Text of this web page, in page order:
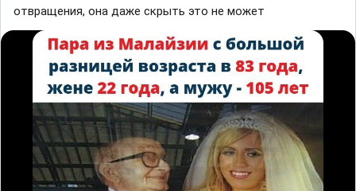
отвращения, она даже скрыть это не может